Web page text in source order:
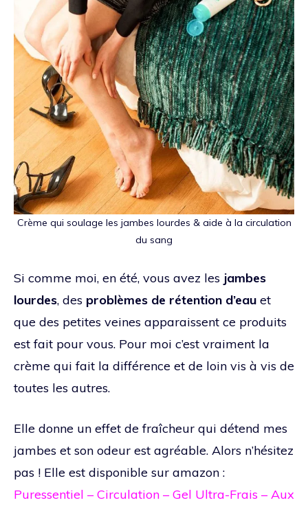
Crème qui soulage les jambes lourdes & aide à la circulation
du sang
Si comme moi, en été, vous avez les jambes
lourdes, des problèmes de rétention d’eau et
que des petites veines apparaissent ce produits
est fait pour vous. Pour moi c’est vraiment la
crème qui fait la différence et de loin vis à vis de
toutes les autres.
Elle donne un effet de fraîcheur qui détend mes
jambes et son odeur est agréable. Alors n’hésitez
pas ! Elle est disponible sur amazon :
Puressentiel – Circulation – Gel Ultra-Frais – Aux